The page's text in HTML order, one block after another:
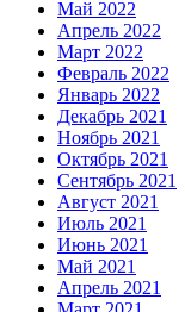
Май 2022
Апрель 2022
Март 2022
Февраль 2022
Январь 2022
Декабрь 2021
Ноябрь 2021
Октябрь 2021
Сентябрь 2021
Август 2021
Июль 2021
Июнь 2021
Май 2021
Апрель 2021